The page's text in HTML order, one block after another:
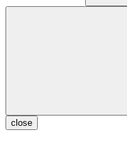
close